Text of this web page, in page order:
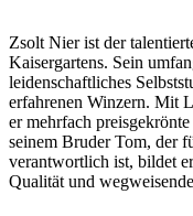
Zsolt Nier ist der
Kaisergartens. Sein
leidenschaftliches
erfahrenen Winzern. Mit
er mehrfach
seinem Bruder Tom, der
verantwortlich ist, bildet
Qualität und